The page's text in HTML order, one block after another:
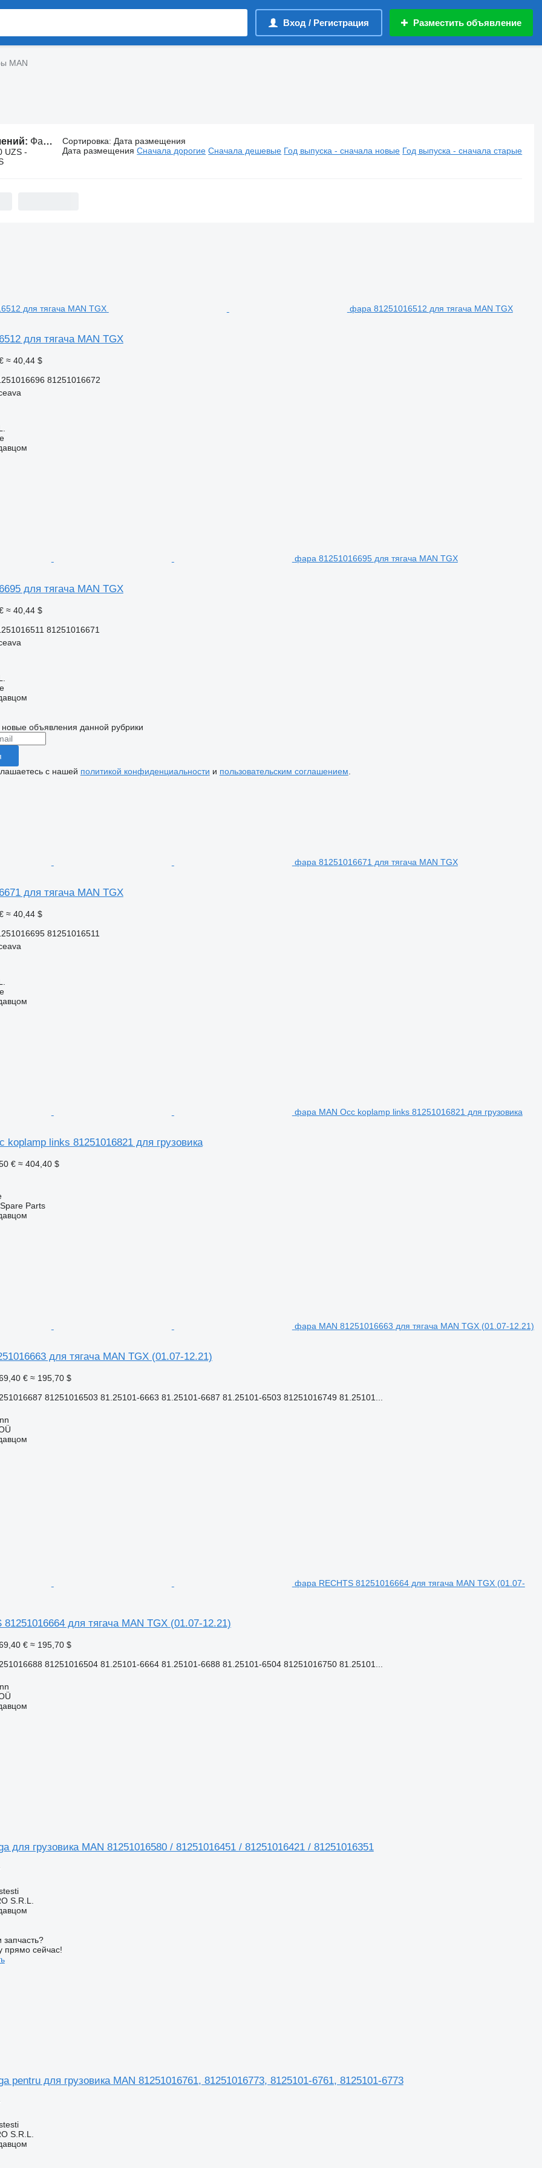
Вход / Регистрация Разместить объявление
MAN
Фары MAN
UZS -
Сортировка: Дата размещения
Дата размещения Сначала дорогие Сначала дешевые Год выпуска - сначала новые Год выпуска - сначала старые
фара 81251016512 для тягача MAN TGX
для тягача MAN TGX
≈ 40,44 $
81251016672
фара 81251016695 для тягача MAN TGX
для тягача MAN TGX
≈ 40,44 $
81251016671
объявления данной рубрики
с нашей политикой конфиденциальности и пользовательским соглашением
фара 81251016671 для тягача MAN TGX
для тягача MAN TGX
≈ 40,44 $
81251016511
фара MAN Occ koplamp links 81251016821 для грузовика
koplamp links 81251016821 для грузовика
€ ≈ 404,40 $
Parts
фара MAN 81251016663 для тягача MAN TGX (01.07-12.21)
для тягача MAN TGX (01.07-12.21)
€ ≈ 195,70 $
81251016503 81.25101-6663 81.25101-6687 81.25101-6503 81251016749 81.25101...
фара RECHTS 81251016664 для тягача MAN TGX (01.07-
для тягача MAN TGX (01.07-12.21)
€ ≈ 195,70 $
81251016504 81.25101-6664 81.25101-6688 81.25101-6504 81251016750 81.25101...
для грузовика MAN 81251016580 / 81251016451 / 81251016421 / 81251016351
S.R.L.
прямо сейчас!
pentru для грузовика MAN 81251016761, 81251016773, 8125101-6761, 8125101-6773
S.R.L.